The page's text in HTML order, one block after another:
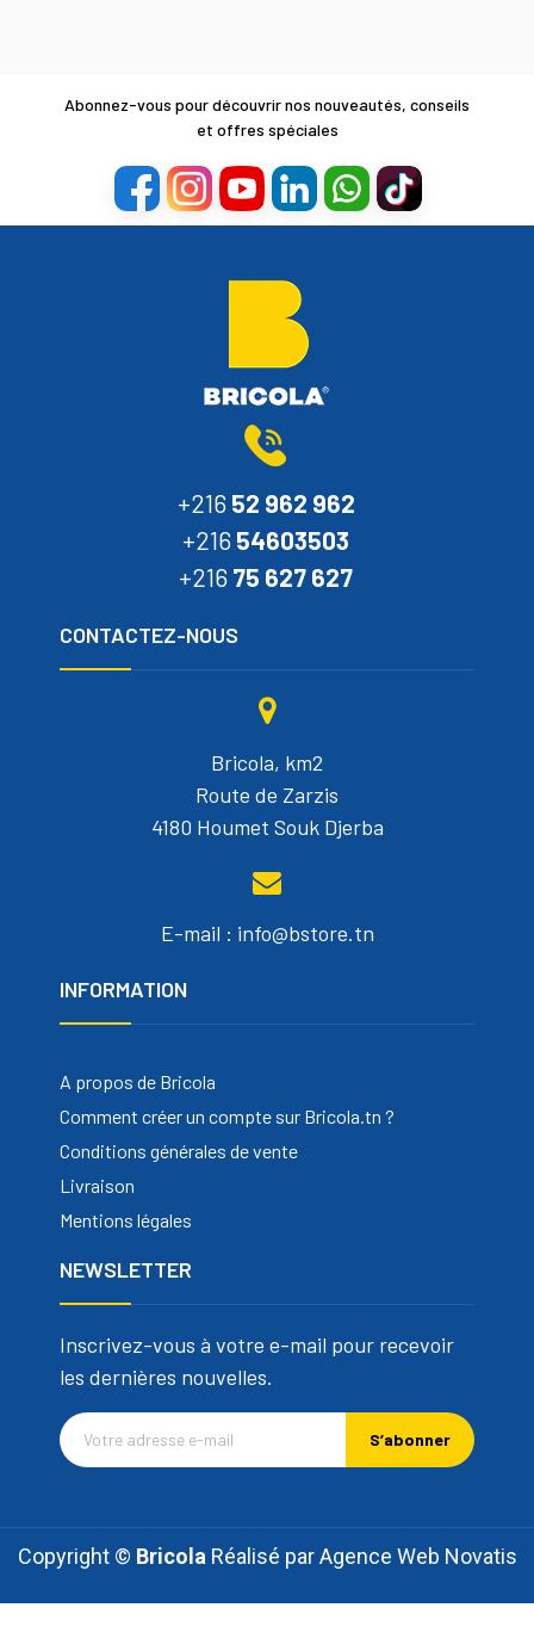
Abonnez-vous pour découvrir nos nouveautés, conseils
et offres spéciales
+216 52 962 962
+216 54603503
+216 75 627 627
CONTACTEZ-NOUS
Bricola, km2
Route de Zarzis
4180 Houmet Souk Djerba
E-mail : info@bstore.tn
INFORMATION
A propos de Bricola
Comment créer un compte sur Bricola.tn ?
Conditions générales de vente
Livraison
Mentions légales
NEWSLETTER
Inscrivez-vous à votre e-mail pour recevoir
les dernières nouvelles.
S’abonner
Copyright © Bricola Réalisé parAgence Web Novatis